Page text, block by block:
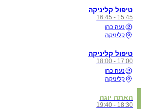
טיפול קליניקה
15:45 - 16:45
נעה כהן
קליניקה
טיפול קליניקה
17:00 - 18:00
נעה כהן
קליניקה
האתה יוגה
18:30 - 19:40